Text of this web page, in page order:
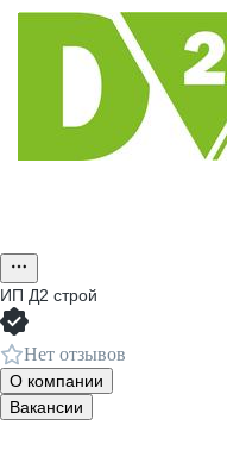
ИП Д2 строй
Нет отзывов
О компании
Вакансии